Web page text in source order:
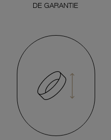
DE GARANTIE